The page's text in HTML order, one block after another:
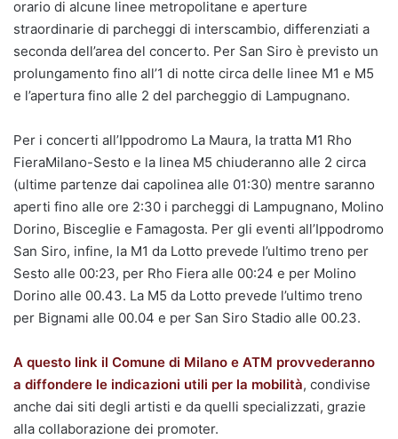
orario di alcune linee metropolitane e aperture
straordinarie di parcheggi di interscambio, differenziati a
seconda dell’area del concerto. Per San Siro è previsto un
prolungamento fino all’1 di notte circa delle linee M1 e M5
e l’apertura fino alle 2 del parcheggio di Lampugnano.
Per i concerti all’Ippodromo La Maura, la tratta M1 Rho
FieraMilano-Sesto e la linea M5 chiuderanno alle 2 circa
(ultime partenze dai capolinea alle 01:30) mentre saranno
aperti fino alle ore 2:30 i parcheggi di Lampugnano, Molino
Dorino, Bisceglie e Famagosta. Per gli eventi all’Ippodromo
San Siro, infine, la M1 da Lotto prevede l’ultimo treno per
Sesto alle 00:23, per Rho Fiera alle 00:24 e per Molino
Dorino alle 00.43. La M5 da Lotto prevede l’ultimo treno
per Bignami alle 00.04 e per San Siro Stadio alle 00.23.
A questo link il Comune di Milano e ATM provvederanno
a diffondere le indicazioni utili per la mobilità, condivise
anche dai siti degli artisti e da quelli specializzati, grazie
alla collaborazione dei promoter.